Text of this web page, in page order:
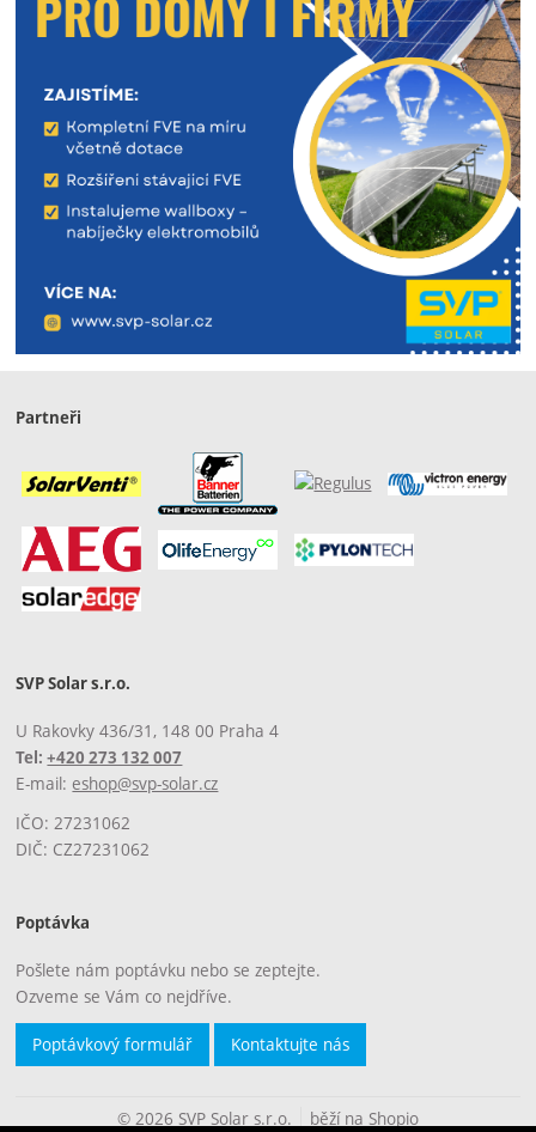
Partneři
SVP Solar s.r.o.
U Rakovky 436/31, 148 00 Praha 4
Tel:+420 273 132 007
E-mail: eshop@svp-solar.cz
IČO: 27231062
DIČ: CZ27231062
Poptávka
Pošlete nám poptávku nebo se zeptejte.
Ozveme se Vám co nejdříve.
Poptávkový formulář Kontaktujte nás
© 2026 SVP Solar s.r.o. běží na Shopio